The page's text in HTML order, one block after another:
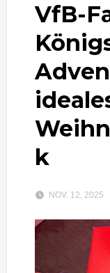
VfB-
k
NOV. 12, 2025